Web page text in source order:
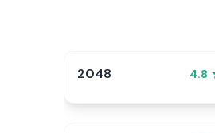
2048 4.8